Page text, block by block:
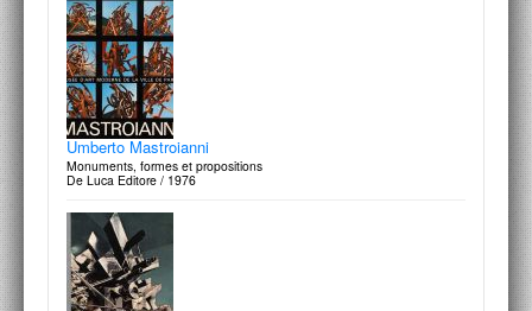
Riccardo Morandi
Innovazione , tecnologia, progetto
Gangemi editore / 1991
Umberto Mastroianni
Monuments, formes et propositions
De Luca Editore / 1976